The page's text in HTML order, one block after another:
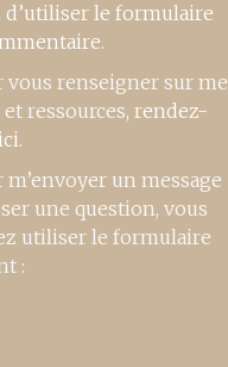
d’utiliser le formulaire
.
vous renseigner sur
ressources, rendez-
.
m’envoyer un message
une question, vous
utiliser le formulaire
: